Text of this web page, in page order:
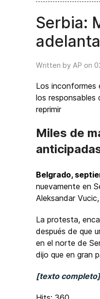
Serbia:
Written by AP on
Los inconformes
los responsables
reprimir
Miles de
Belgrado,
nuevamente en
Aleksandar
La protesta,
después de que
en el norte de
dijo que en gran
[texto completo]